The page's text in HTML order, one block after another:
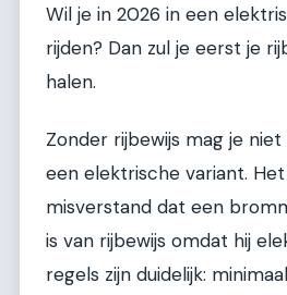
Wil je in 2026 in een
rijden? Dan zul je eerst je
halen.
Zonder rijbewijs mag je
een elektrische variant.
misverstand dat een
is van rijbewijs omdat hij
regels zijn duidelijk: